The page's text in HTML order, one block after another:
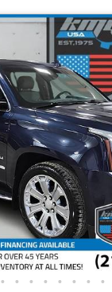
• • • • • • • •